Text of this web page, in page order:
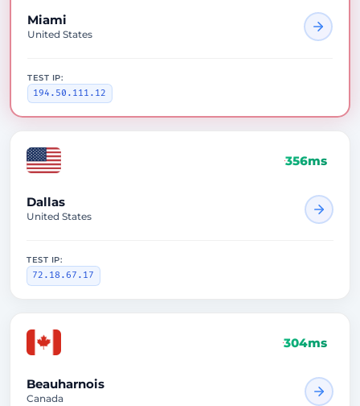
Miami
United States
TEST IP:
194.50.111.12
356ms
Dallas
United States
TEST IP:
72.18.67.17
304ms
Beauharnois
Canada